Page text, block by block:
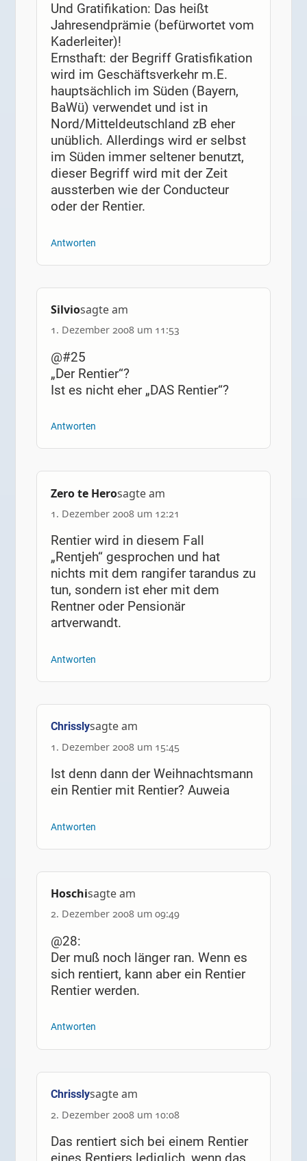
Und Gratifikation: Das heißt
Jahresendprämie (befürwortet vom
Kaderleiter)!
Ernsthaft: der Begriff Gratisfikation
wird im Geschäftsverkehr m.E.
hauptsächlich im Süden (Bayern,
BaWü) verwendet und ist in
Nord/Mitteldeutschland zB eher
unüblich. Allerdings wird er selbst
im Süden immer seltener benutzt,
dieser Begriff wird mit der Zeit
aussterben wie der Conducteur
oder der Rentier.
Antworten
Silviosagte am
1. Dezember 2008 um 11:53
@#25
„Der Rentier“?
Ist es nicht eher „DAS Rentier“?
Antworten
Zero te Herosagte am
1. Dezember 2008 um 12:21
Rentier wird in diesem Fall
„Rentjeh“ gesprochen und hat
nichts mit dem rangifer tarandus zu
tun, sondern ist eher mit dem
Rentner oder Pensionär
artverwandt.
Antworten
Chrisslysagte am
1. Dezember 2008 um 15:45
Ist denn dann der Weihnachtsmann
ein Rentier mit Rentier? Auweia
Antworten
Hoschisagte am
2. Dezember 2008 um 09:49
@28:
Der muß noch länger ran. Wenn es
sich rentiert, kann aber ein Rentier
Rentier werden.
Antworten
Chrisslysagte am
2. Dezember 2008 um 10:08
Das rentiert sich bei einem Rentier